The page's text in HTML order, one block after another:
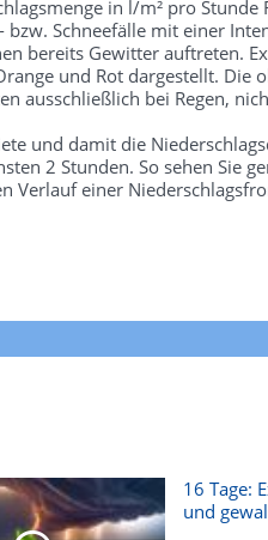
in l/m² pro Stunde
Schneefälle mit einer
bereits Gewitter auftreten.
und Rot dargestellt. Die
ausschließlich bei Regen,
und damit die
2 Stunden. So sehen Sie
Verlauf einer
16 Tage:
und